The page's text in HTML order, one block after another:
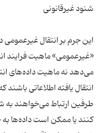
این جرم بر انتقال غیرعمومی
«غیرعمومی» ماهیت فرایند
می‌دهد نه ماهیت داده‌های
انتقال ‌یافته اطلاعاتی
طرفین ارتباط می‌خواهند به
کنند یا ممکن است داده‌ها به